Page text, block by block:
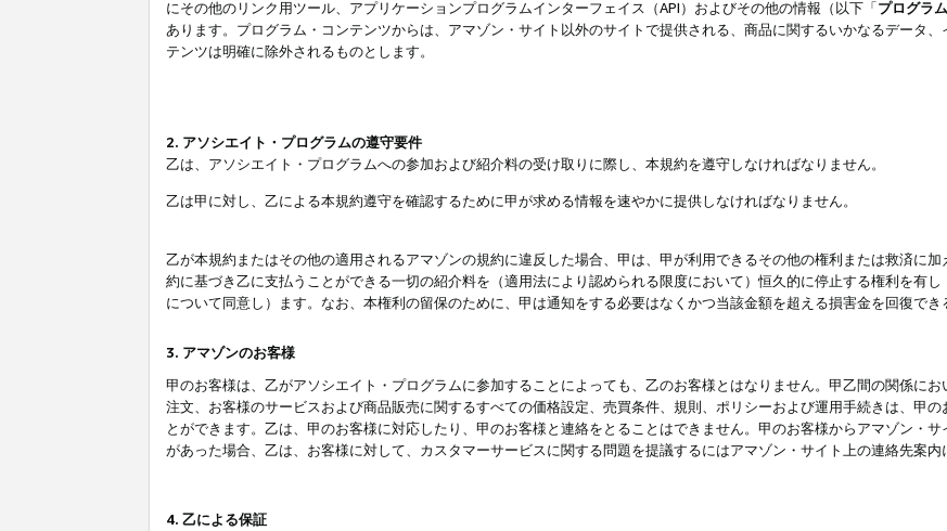
にその他のリンク用ツール、アプリケーションプログラムインターフェイス（API）およびその他の情報（以下「プログラ
あります。プログラム・コンテンツからは、アマゾン・サイト以外のサイトで提供される、商品に関するいかなるデータ
テンツは明確に除外されるものとします。
2. アソシエイト・プログラムの遵守要件
乙は、アソシエイト・プログラムへの参加および紹介料の受け取りに際し、本規約を遵守しなければなりません。
乙は甲に対し、乙による本規約遵守を確認するために甲が求める情報を速やかに提供しなければなりません。
乙が本規約またはその他の適用されるアマゾンの規約に違反した場合、甲は、甲が利用できるその他の権利または救済に
約に基づき乙に支払うことができる一切の紹介料を（適用法により認められる限度において）恒久的に停止する権利を有
について同意し）ます。なお、本権利の留保のために、甲は通知をする必要はなくかつ当該金額を超える損害金を回復でき
3. アマゾンのお客様
甲のお客様は、乙がアソシエイト・プログラムに参加することによっても、乙のお客様とはなりません。甲乙間の関係に
注文、お客様のサービスおよび商品販売に関するすべての価格設定、売買条件、規則、ポリシーおよび運用手続きは、甲
とができます。乙は、甲のお客様に対応したり、甲のお客様と連絡をとることはできません。甲のお客様からアマゾン・
があった場合、乙は、お客様に対して、カスタマーサービスに関する問題を提議するにはアマゾン・サイト上の連絡先案内
4. 乙による保証